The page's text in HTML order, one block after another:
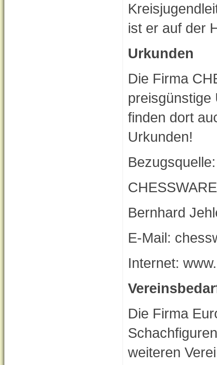
ist er auf der
Urkunden
Die Firma
preisgünstige
finden dort
Urkunden!
Bezugsquelle:
CHESSWARE
Bernhard
E-Mail:
Internet:
Die Firma
weiteren